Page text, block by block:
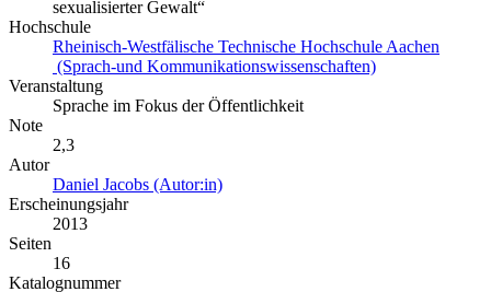
sexualisierter Gewalt“
Hochschule
Rheinisch-Westfälische Technische Hochschule Aachen
(Sprach-und Kommunikationswissenschaften)
Veranstaltung
Sprache im Fokus der Öffentlichkeit
Note
2,3
Autor
Daniel Jacobs (Autor:in)
Erscheinungsjahr
2013
Seiten
16
Katalognummer